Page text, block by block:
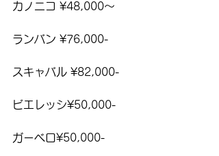
カノニコ ¥48,000〜
ランバン ¥76,000-
スキャバル ¥82,000-
ビエレッシ¥50,000-
ガーベロ¥50,000-